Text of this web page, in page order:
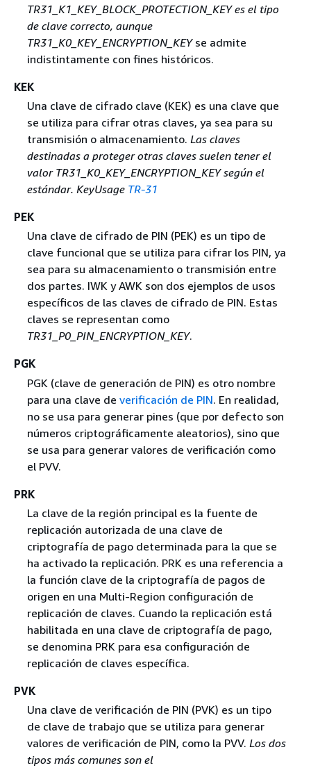
TR31_K1_KEY_BLOCK_PROTECTION_KEY es el tipo
de clave correcto, aunque
TR31_K0_KEY_ENCRYPTION_KEYse admite
indistintamente con fines históricos.
KEK
Una clave de cifrado clave (KEK) es una clave que
se utiliza para cifrar otras claves, ya sea para su
transmisión o almacenamiento. Las claves
destinadas a proteger otras claves suelen tener el
valor TR31_K0_KEY_ENCRYPTION_KEY según el
estándar. KeyUsage TR-31
PEK
Una clave de cifrado de PIN (PEK) es un tipo de
clave funcional que se utiliza para cifrar los PIN, ya
sea para su almacenamiento o transmisión entre
dos partes. IWK y AWK son dos ejemplos de usos
específicos de las claves de cifrado de PIN. Estas
claves se representan como
TR31_P0_PIN_ENCRYPTION_KEY.
PGK
PGK (clave de generación de PIN) es otro nombre
para una clave de verificación de PIN. En realidad,
no se usa para generar pines (que por defecto son
números criptográficamente aleatorios), sino que
se usa para generar valores de verificación como
el PVV.
PRK
La clave de la región principal es la fuente de
replicación autorizada de una clave de
criptografía de pago determinada para la que se
ha activado la replicación. PRK es una referencia a
la función clave de la criptografía de pagos de
origen en una Multi-Region configuración de
replicación de claves. Cuando la replicación está
habilitada en una clave de criptografía de pago,
se denomina PRK para esa configuración de
replicación de claves específica.
PVK
Una clave de verificación de PIN (PVK) es un tipo
de clave de trabajo que se utiliza para generar
valores de verificación de PIN, como la PVV. Los dos
tipos más comunes son el